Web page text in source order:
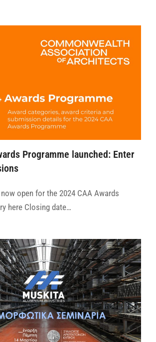
Programme launched: Enter
open for the 2024 CAA Awards
here Closing date…